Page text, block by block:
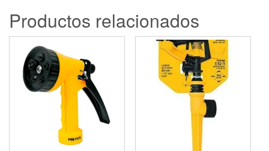
Productos relacionados